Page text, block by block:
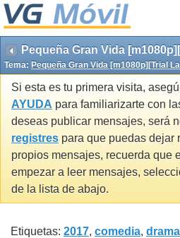
Tema: Pequeña Gran Vida [m1080p][Trial
Si esta es tu primera visita,
AYUDA para familiarizarte con
deseas publicar mensajes, será
registres para que puedas dejar
propios mensajes, recuerda que
empezar a leer mensajes,
de la lista de abajo.
Etiquetas: 2017, comedia, drama